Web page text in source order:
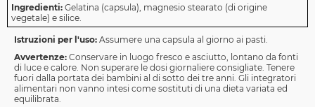
Ingredienti: Gelatina (capsula), magnesio stearato (di origine
vegetale) e silice.
Istruzioni per l'uso: Assumere una capsula al giorno ai pasti.
Avvertenze: Conservare in luogo fresco e asciutto, lontano da fonti
di luce e calore. Non superare le dosi giornaliere consigliate. Tenere
fuori dalla portata dei bambini al di sotto dei tre anni. Gli integratori
alimentari non vanno intesi come sostituti di una dieta variata ed
equilibrata.